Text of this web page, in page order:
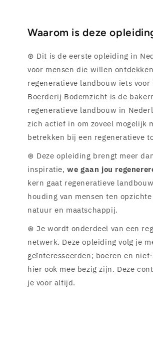
Waarom is deze
⊛ Dit is de eerste opleiding in
voor mensen die willen
regeneratieve landbouw iets voor
Boerderij Bodemzicht is de
regeneratieve landbouw in
zich actief in om zoveel mogelijk
betrekken bij een regeneratieve
⊛ Deze opleiding brengt meer
inspiratie,we gaan jou
kern gaat regeneratieve
houding van mensen ten
natuur en maatschappij.
⊛ Je wordt onderdeel van een
netwerk. Deze opleiding volg je
geïnteresseerden; boeren en
hier ook mee bezig zijn. Deze
je voor altijd.